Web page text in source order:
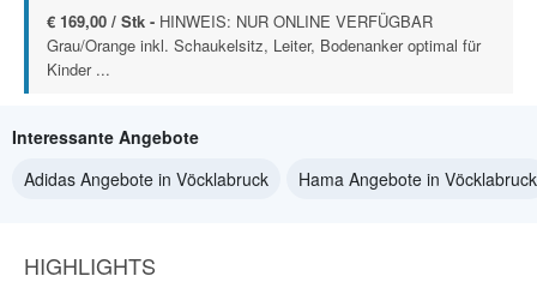
€ 169,00 / Stk - HINWEIS: NUR ONLINE VERFÜGBAR
Grau/Orange inkl. Schaukelsitz, Leiter, Bodenanker optimal für
Kinder ...
Interessante Angebote
Adidas Angebote in Vöcklabruck
Hama Angebote in Vöcklabruck
HIGHLIGHTS